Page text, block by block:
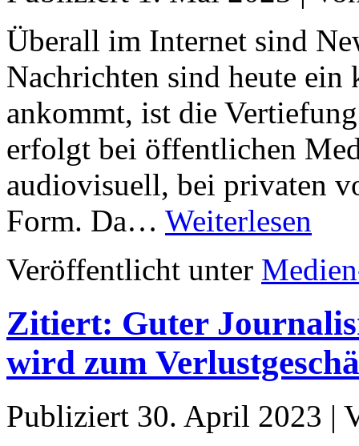
Überall im Internet sind
Nachrichten sind heute ein
ankommt, ist die
erfolgt bei öffentlichen
audiovisuell, bei privaten
Form. Da… Weiterlesen
Veröffentlicht unter
Zitiert: Guter
wird zum
Publiziert 30. April 2023 |